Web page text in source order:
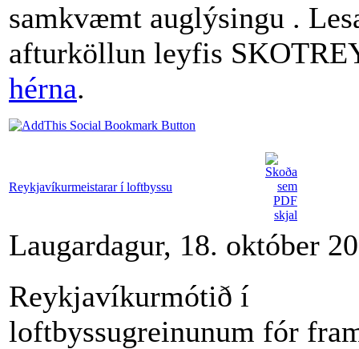
samkvæmt auglýsingu .
afturköllun leyfis
hérna.
Reykjavíkurmeistarar í loftbyssu
Laugardagur, 18. október
Reykjavíkurmótið í
loftbyssugreinunum fór